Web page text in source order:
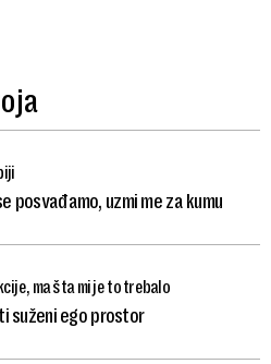
posvađamo, uzmi me za kumu
ma šta mi je to trebalo
suženi ego prostor